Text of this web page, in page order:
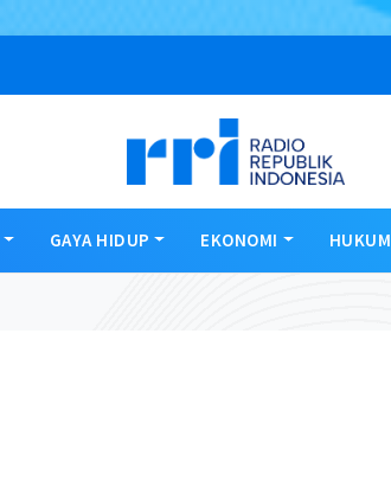
GAYA HIDUP EKONOMI HUKUM